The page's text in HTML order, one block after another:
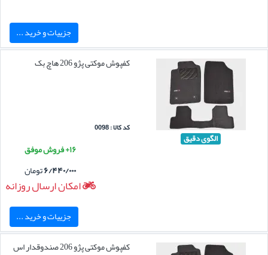
جزییات و خرید ...
الگوی دقیق
کفپوش موکتی پژو 206 هاچ بک
کد کالا : 0098
۱۶+ فروش موفق
۶/۴۴۰/۰۰۰تومان
امکان ارسال روزانه
جزییات و خرید ...
کفپوش موکتی پژو 206 صندوقدار اس